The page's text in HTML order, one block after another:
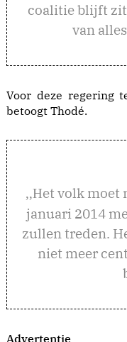
coalitie blijft
van
Voor deze regering
betoogt Thodé.
,,Het volk moet
januari 2014
zullen treden.
niet meer
Advertentie